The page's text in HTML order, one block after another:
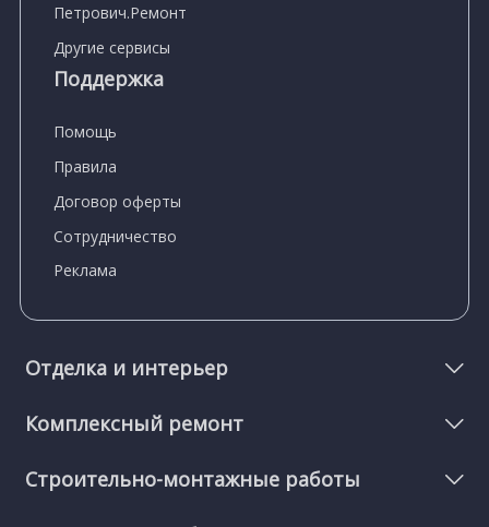
Петрович.Ремонт
Другие сервисы
Поддержка
Помощь
Правила
Договор оферты
Сотрудничество
Реклама
Отделка и интерьер
Комплексный ремонт
Строительно-монтажные работы